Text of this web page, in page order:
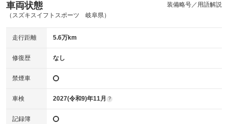
車両状態
（スズキスイフトスポーツ 岐阜県）
装備略号／用語解説
走行距離 5.6万km
修復歴 なし
禁煙車
車検 2027(令和9)年11月 ?
記録簿